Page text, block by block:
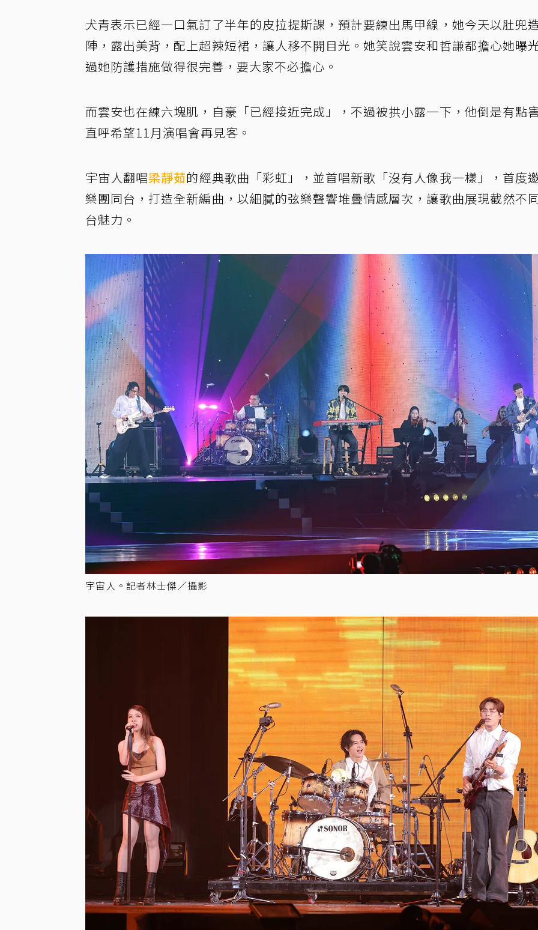
犬青表示已經一口氣訂了半年的皮拉提斯課，預計要練出馬甲線，她今天以肚兜
陣，露出美背，配上超辣短裙，讓人移不開目光。她笑說雲安和哲謙都擔心她曝
過她防護措施做得很完善，要大家不必擔心。
而雲安也在練六塊肌，自豪「已經接近完成」，不過被拱小露一下，他倒是有點
直呼希望11月演唱會再見客。
宇宙人翻唱梁靜茹的經典歌曲「彩虹」，並首唱新歌「沒有人像我一樣」，首度
樂團同台，打造全新編曲，以細膩的弦樂聲響堆疊情感層次，讓歌曲展現截然不
台魅力。
宇宙人。記者林士傑／攝影